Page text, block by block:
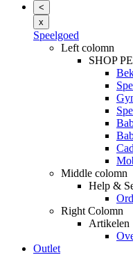
<
x
Speelgoed
Left colomn
SHOP
Middle colomn
Help &
Right Colomn
Artikelen
Outlet